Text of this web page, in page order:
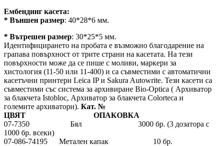
Ембендинг касета:
* Външен размер: 40*28*6 мм.
* Вътрешен размер: 30*25*5 мм.
Идентифицирането на пробата е възможно благодарение на
грапава повърхност от трите страни на касетата. На тези
повърхности може да се пише с моливи, маркери за
хистология (11-50 или 11-400) и са съвместими с автоматични
касетъчни принтери Leica IP и Sakura Autowrite. Тези касети са
съвместими със система за архивиране Bio-Optica ( Архиватор
за блакчета Istobloc, Архиватор за блакчета Colorteca и
големите архиватори). Кат. №
ЦВЯТ ОПАКОВКА
07-7350 Бял 3000 бр. (3 дозатора с
1000 бр. всеки)
07-086-74195 Метален капак 10 бр.